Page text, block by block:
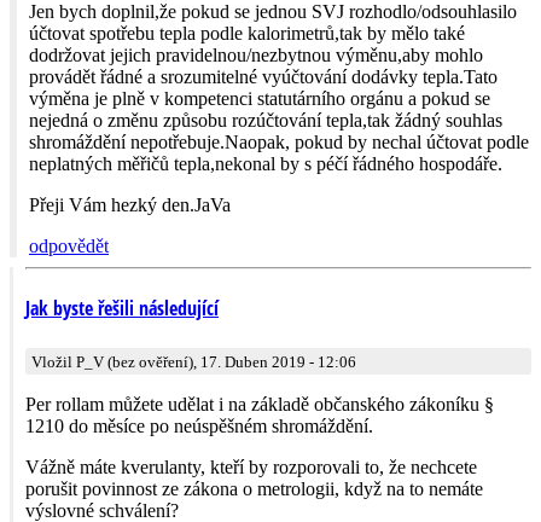
Jen bych doplnil,že pokud se jednou SVJ rozhodlo/odsou­hlasilo
účtovat spotřebu tepla podle kalorimetrů,tak by mělo také
dodržovat jejich pravidelnou/nez­bytnou výměnu,aby mohlo
provádět řádné a srozumitelné vyúčtování dodávky tepla.Tato
výměna je plně v kompetenci statutárního orgánu a pokud se
nejedná o změnu způsobu rozúčtování tepla,tak žádný souhlas
shromáždění nepotřebuje.Naopak, pokud by nechal účtovat podle
neplatných měřičů tepla,nekonal by s péčí řádného hospodáře.
Přeji Vám hezký den.JaVa
odpovědět
Jak byste řešili následující
Vložil P_V (bez ověření), 17. Duben 2019 - 12:06
Per rollam můžete udělat i na základě občanského zákoníku §
1210 do měsíce po neúspěšném shromáždění.
Vážně máte kverulanty, kteří by rozporovali to, že nechcete
porušit povinnost ze zákona o metrologii, když na to nemáte
výslovné schválení?